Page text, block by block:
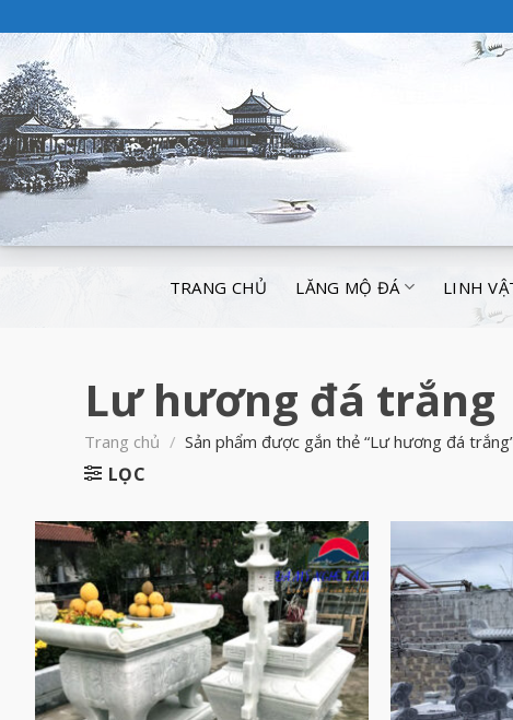
TRANG CHỦ LĂNG MỘ ĐÁ LINH
Lư hương đá trắng
Trang chủ / Sản phẩm được gắn thẻ “Lư hương đá
LỌC